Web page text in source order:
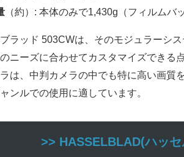
（約）: 本体のみで1,430g（フィルムバ
ラッド 503CWは、そのモジュラーシ
ニーズに合わせてカスタマイズできる
は、中判カメラの中でも特に高い画質
ンルでの使用に適しています。
>> HASSELBLAD(ハッ